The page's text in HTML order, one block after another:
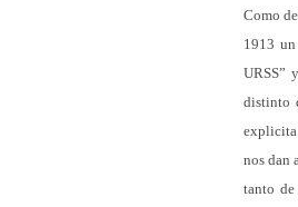
Como
1913
URSS”
distinto
explicita
nos dan
tanto de